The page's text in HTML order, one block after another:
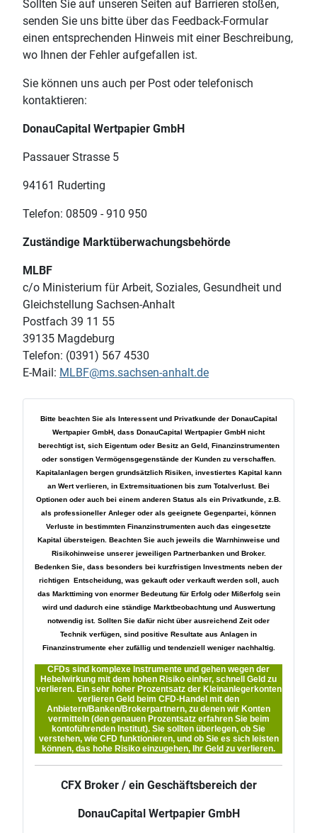
Sollten Sie auf unseren Seiten auf Barrieren stoßen,
senden Sie uns bitte über das Feedback-Formular
einen entsprechenden Hinweis mit einer Beschreibung,
wo Ihnen der Fehler aufgefallen ist.
Sie können uns auch per Post oder telefonisch
kontaktieren:
DonauCapital Wertpapier GmbH
Passauer Strasse 5
94161 Ruderting
Telefon: 08509 - 910 950
Zuständige Marktüberwachungsbehörde
MLBF
c/o Ministerium für Arbeit, Soziales, Gesundheit und
Gleichstellung Sachsen-Anhalt
Postfach 39 11 55
39135 Magdeburg
Telefon: (0391) 567 4530
E-Mail: MLBF@ms.sachsen-anhalt.de
Bitte beachten Sie als Interessent und Privatkunde der DonauCapital
Wertpapier GmbH, dass DonauCapital Wertpapier GmbH nicht
berechtigt ist, sich Eigentum oder Besitz an Geld, Finanzinstrumenten
oder sonstigen Vermögensgegenstände der Kunden zu verschaffen.
Kapitalanlagen bergen grundsätzlich Risiken, investiertes Kapital kann
an Wert verlieren, in Extremsituationen bis zum Totalverlust. Bei
Optionen oder auch bei einem anderen Status als ein Privatkunde, z.B.
als professioneller Anleger oder als geeignete Gegenpartei, können
Verluste in bestimmten Finanzinstrumenten auch das eingesetzte
Kapital übersteigen. Beachten Sie auch jeweils die Warnhinweise und
Risikohinweise unserer jeweiligen Partnerbanken und Broker.
Bedenken Sie, dass besonders bei kurzfristigen Investments neben der
richtigen Entscheidung, was gekauft oder verkauft werden soll, auch
das Markttiming von enormer Bedeutung für Erfolg oder Mißerfolg sein
wird und dadurch eine ständige Marktbeobachtung und Auswertung
notwendig ist. Sollten Sie dafür nicht über ausreichend Zeit oder
Technik verfügen, sind positive Resultate aus Anlagen in
Finanzinstrumente eher zufällig und tendenziell weniger nachhaltig.
CFDs sind komplexe Instrumente und gehen wegen der
Hebelwirkung mit dem hohen Risiko einher, schnell Geld zu
verlieren. Ein sehr hoher Prozentsatz der Kleinanlegerkonten
verlieren Geld beim CFD-Handel mit den
Anbietern/Banken/Brokerpartnern, zu denen wir Konten
vermitteln (den genauen Prozentsatz erfahren Sie beim
kontoführenden Institut). Sie sollten überlegen, ob Sie
verstehen, wie CFD funktionieren, und ob Sie es sich leisten
können, das hohe Risiko einzugehen, Ihr Geld zu verlieren.
CFX Broker / ein Geschäftsbereich der
DonauCapital Wertpapier GmbH